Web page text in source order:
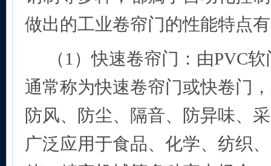
做出的工业卷帘门的性能特点
（1）快速卷帘门：由PVC
通常称为快速卷帘门或快卷门
防风、防尘、隔音、防异味、
广泛应用于食品、化学、纺织